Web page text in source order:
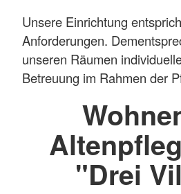
Unsere Einrichtung
Anforderungen.
unseren Räumen
Betreuung im Rahmen der
"Drei